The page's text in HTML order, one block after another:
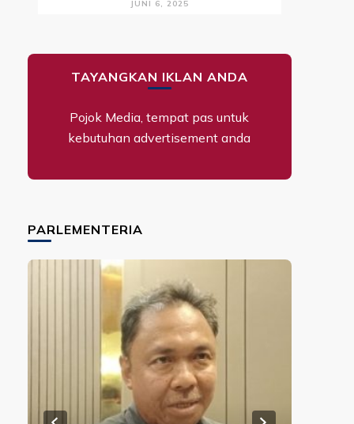
JUNI 6, 2025
TAYANGKAN IKLAN ANDA
Pojok Media, tempat pas untuk
kebutuhan advertisement anda
PARLEMENTERIA